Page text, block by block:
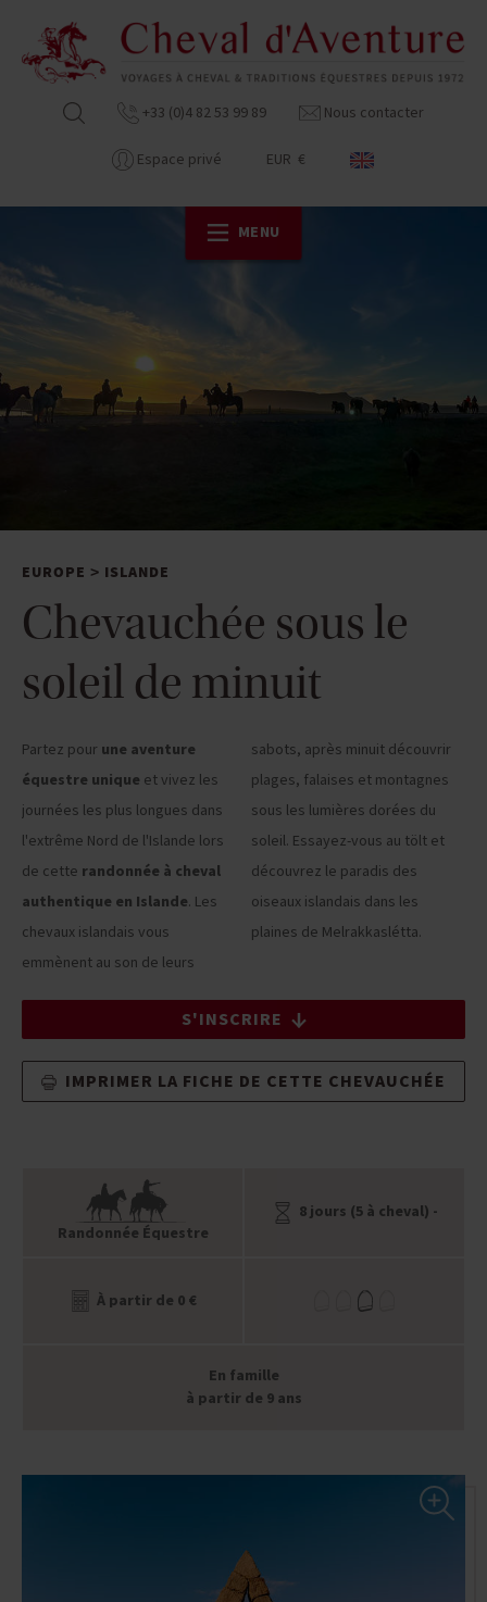
+33 (0)4 82 53 99 89 Nous contacter
Espace privé EUR €
MENU
EUROPE > ISLANDE
Chevauchée sous le
soleil de minuit
Partez pour une aventure
équestre unique et vivez les
journées les plus longues dans
l'extrême Nord de l'Islande lors
de cette randonnée à cheval
authentique en Islande. Les
chevaux islandais vous
emmènent au son de leurs
sabots, après minuit découvrir
plages, falaises et montagnes
sous les lumières dorées du
soleil. Essayez-vous au tölt et
découvrez le paradis des
oiseaux islandais dans les
plaines de Melrakkaslétta.
S'INSCRIRE
IMPRIMER LA FICHE DE CETTE CHEVAUCHÉE
Randonnée Équestre
8 jours (5 à cheval) -
À partir de 0 €
En famille
à partir de 9 ans